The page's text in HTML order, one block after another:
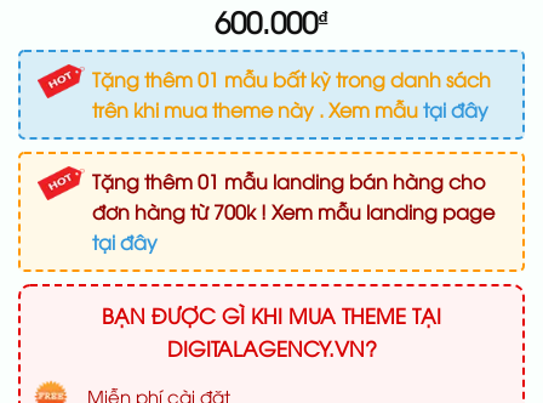
600.000₫
Tặng thêm 01 mẫu bất kỳ trong danh sách
trên khi mua theme này . Xem mẫutại đây
Tặng thêm 01 mẫu landing bán hàng cho
đơn hàng từ 700k ! Xem mẫu landing page
tại đây
BẠN ĐƯỢC GÌ KHI MUA THEME TẠI
DIGITALAGENCY.VN?
Miễn phí cài đặt